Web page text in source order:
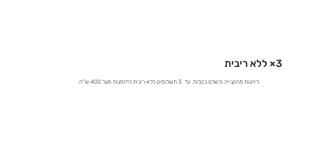
3× ללא ריבית
ליהנות מהקנייה ולשלם בקלות. עד 3 תשלומים ללא ריבית להזמנות מעל 400 ש"ח.